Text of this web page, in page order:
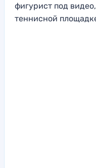
фигурист под
теннисной